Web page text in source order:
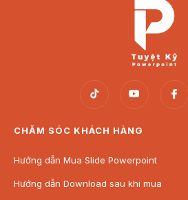
CHĂM SÓC KHÁCH HÀNG
Hướng dẫn Mua Slide Powerpoint
Hướng dẫn Download sau khi mua